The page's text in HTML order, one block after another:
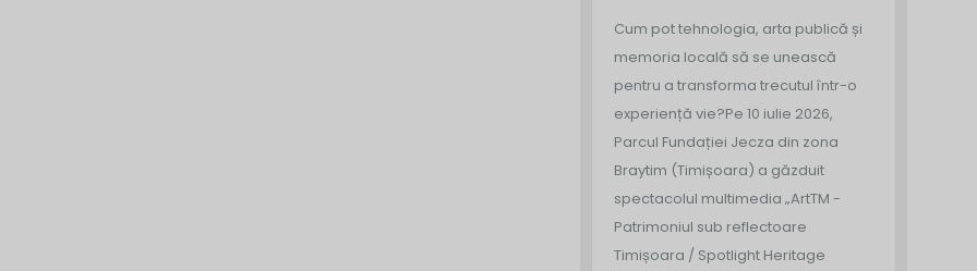
Cum pot tehnologia, arta publică și
memoria locală să se unească
pentru a transforma trecutul într-o
experiență vie?Pe 10 iulie 2026,
Parcul Fundației Jecza din zona
Braytim (Timișoara) a găzduit
spectacolul multimedia „ArtTM -
Patrimoniul sub reflectoare
Timișoara / Spotlight Heritage